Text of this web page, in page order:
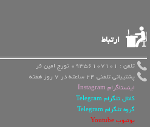
ارتباط
تلفن : 09356107101 تورج امین فر
پشتیبانی تلفنی 24 ساعته در 7 روز هفته
اینستاگرام Instagram
کانال تلگرام Telegram
گروه تلگرام Telegram
یوتیوب Youtube